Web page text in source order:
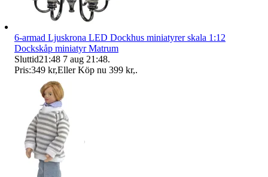
6-armad Ljuskrona LED Dockhus miniatyrer skala 1:12
Dockskåp miniatyr Matrum
Sluttid21:48 7 aug 21:48.
Pris:349 kr,Eller Köp nu 399 kr,.